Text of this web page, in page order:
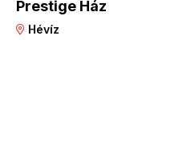
Prestige Ház
Hévíz